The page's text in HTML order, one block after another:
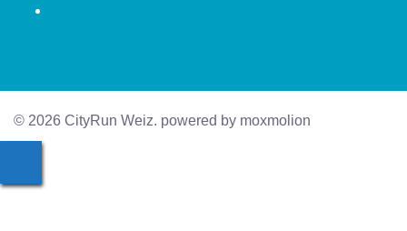
© 2026 CityRun Weiz. powered by moxmolion